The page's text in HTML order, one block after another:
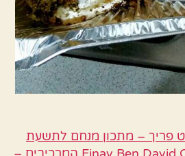
פריך – מתכון מנחם לתשעת